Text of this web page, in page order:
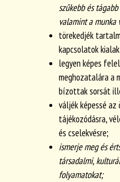
szűkebb és
valamint a munka
törekedjék
kapcsolatok
legyen képes
meghozatalára a
bízottak sorsát
váljék képessé az
tájékozódásra,
és cselekvésre;
ismerje meg és
társadalmi,
folyamatokat;